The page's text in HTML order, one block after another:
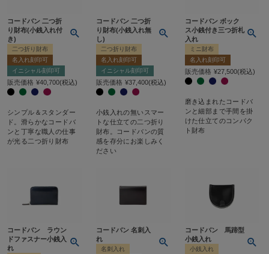
コードバン 二つ折
り財布(小銭入れ付
き)
二つ折り財布
名入れ刻印可
イニシャル刻印可
販売価格 ¥40,700 税込
シンプル＆スタンダー
ド。滑らかなコードバ
ンと丁寧な職人の仕事
が光る二つ折り財布
コードバン 二つ折
り財布(小銭入れ無
し)
二つ折り財布
名入れ刻印可
イニシャル刻印可
販売価格 ¥37,400 税込
小銭入れの無いスマー
トな仕立ての二つ折り
財布。コードバンの質
感を存分にお楽しみく
ださい
コードバン ボック
ス小銭付き三つ折札
入れ
ミニ財布
名入れ刻印可
販売価格 ¥27,500 税込
磨き込まれたコードバ
ンと細部まで手間を掛
けた仕立てのコンパク
ト財布
コードバン ラウン
ドファスナー小銭入
れ
コードバン 名刺入
れ
名刺入れ
コードバン 馬蹄型
小銭入れ
小銭入れ